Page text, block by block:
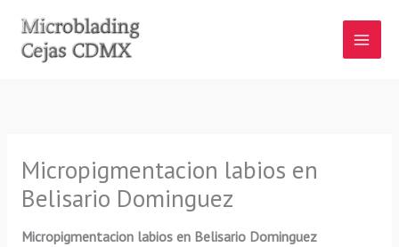
contenido
Micropigmentacion labios en
Belisario Dominguez
Micropigmentacion labios en Belisario Dominguez